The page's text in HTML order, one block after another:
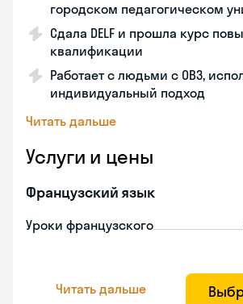
городском педагогическом
Сдала DELF и прошла курс
квалификации
Работает с людьми с ОВЗ,
индивидуальный подход
Читать дальше
Услуги и цены
Французский язык
Уроки французского
Читать дальше